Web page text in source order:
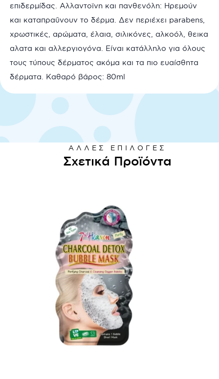
επιδερμίδας. Αλλαντοϊνη και πανθενόλη: Ηρεμούν
και καταπραΰνουν το δέρμα. Δεν περιέχει parabens,
χρωστικές, αρώματα, έλαια, σιλικόνες, αλκοόλ, θεικα
αλατα και αλλεργιογόνα. Είναι κατάλληλο για όλους
τους τύπους δέρματος ακόμα και τα πιο ευαίσθητα
δέρματα. Καθαρό βάρος: 80ml
ΆΛΛΕΣ ΕΠΙΛΟΓΈΣ
Σχετικά Προϊόντα